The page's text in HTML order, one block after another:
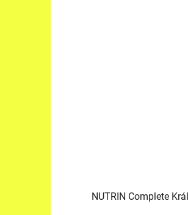
NUTRIN Complete